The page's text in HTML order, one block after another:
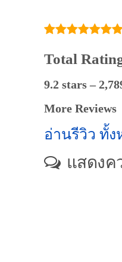
Total
9.2 stars –
More Reviews
อ่านรีวิว ทั้
แสดงค